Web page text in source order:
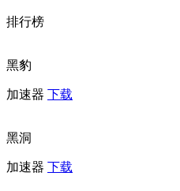
排行榜
黑豹
加速器 下载
黑洞
加速器 下载